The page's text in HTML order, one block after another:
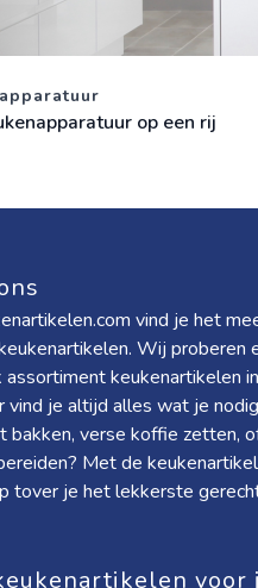
op een rij
vind je het
Wij proberen
keukenartikelen
vind je altijd alles wat je
bakken, verse koffie zetten,
Met de
tover je het lekkerste
voor